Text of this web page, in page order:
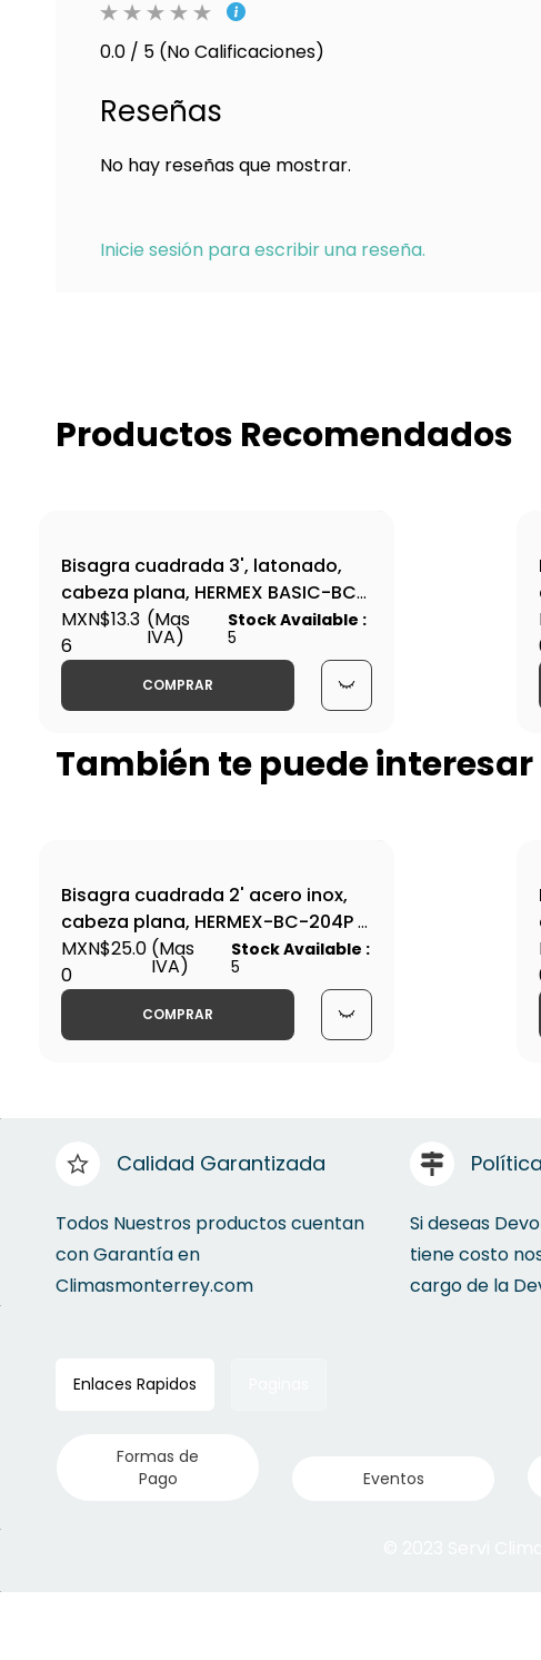
0.0 / 5 (No Calificaciones)
Reseñas
No hay reseñas que mostrar.
Inicie sesión para escribir una reseña.
Productos Recomendados
Bisagra cuadrada 3', latonado,
cabeza plana, HERMEX BASIC-BC-
301PP / 28800
MXN$13.3
6
(Mas
IVA)
Stock Available :
5
COMPRAR
También te puede interesar
Bisagra cuadrada 2' acero inox,
cabeza plana, HERMEX-BC-204P /
43225
MXN$25.0
0
(Mas
IVA)
Stock Available :
5
COMPRAR
Calidad Garantizada
Todos Nuestros productos cuentan
con Garantía en
Climasmonterrey.com
Si deseas
tiene costo
cargo de la
Enlaces Rapidos
Formas de
Pago
Eventos